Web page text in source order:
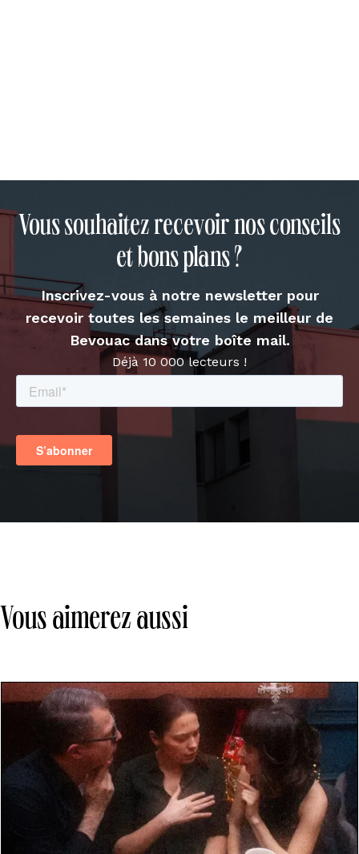
Vous souhaitez recevoir nos conseils
et bons plans ?
Inscrivez-vous à notre newsletter pour
recevoir toutes les semaines le meilleur de
Bevouac dans votre boîte mail.
Déjà 10 000 lecteurs !
Vous aimerez aussi